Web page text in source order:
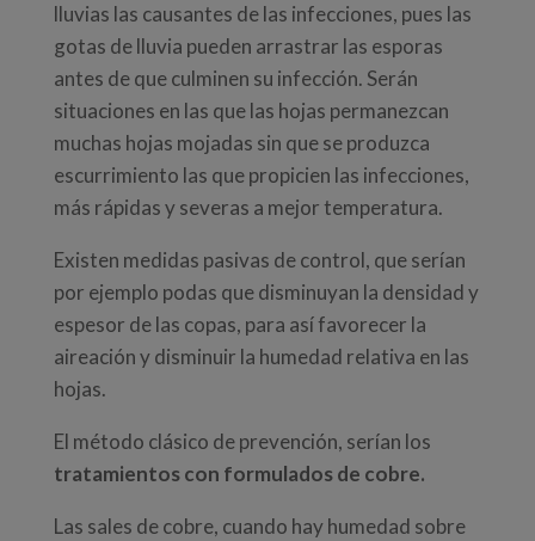
lluvias las causantes de las infecciones, pues las
gotas de lluvia pueden arrastrar las esporas
antes de que culminen su infección. Serán
situaciones en las que las hojas permanezcan
muchas hojas mojadas sin que se produzca
escurrimiento las que propicien las infecciones,
más rápidas y severas a mejor temperatura.
Existen medidas pasivas de control, que serían
por ejemplo podas que disminuyan la densidad y
espesor de las copas, para así favorecer la
aireación y disminuir la humedad relativa en las
hojas.
El método clásico de prevención, serían los
tratamientos con formulados de cobre.
Las sales de cobre, cuando hay humedad sobre